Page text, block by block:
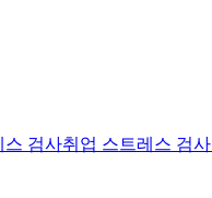
스 검사취업 스트레스 검사